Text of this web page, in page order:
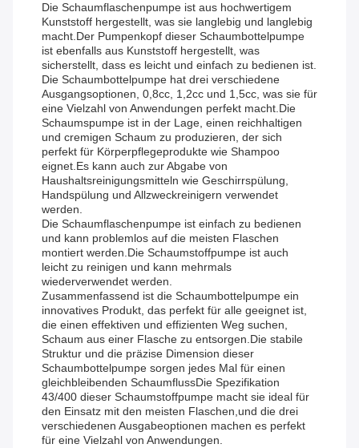
Die Schaumflaschenpumpe ist aus hochwertigem
Kunststoff hergestellt, was sie langlebig und langlebig
macht.Der Pumpenkopf dieser Schaumbottelpumpe
ist ebenfalls aus Kunststoff hergestellt, was
sicherstellt, dass es leicht und einfach zu bedienen ist.
Die Schaumbottelpumpe hat drei verschiedene
Ausgangsoptionen, 0,8cc, 1,2cc und 1,5cc, was sie für
eine Vielzahl von Anwendungen perfekt macht.Die
Schaumspumpe ist in der Lage, einen reichhaltigen
und cremigen Schaum zu produzieren, der sich
perfekt für Körperpflegeprodukte wie Shampoo
eignet.Es kann auch zur Abgabe von
Haushaltsreinigungsmitteln wie Geschirrspülung,
Handspülung und Allzweckreinigern verwendet
werden.
Die Schaumflaschenpumpe ist einfach zu bedienen
und kann problemlos auf die meisten Flaschen
montiert werden.Die Schaumstoffpumpe ist auch
leicht zu reinigen und kann mehrmals
wiederverwendet werden.
Zusammenfassend ist die Schaumbottelpumpe ein
innovatives Produkt, das perfekt für alle geeignet ist,
die einen effektiven und effizienten Weg suchen,
Schaum aus einer Flasche zu entsorgen.Die stabile
Struktur und die präzise Dimension dieser
Schaumbottelpumpe sorgen jedes Mal für einen
gleichbleibenden SchaumflussDie Spezifikation
43/400 dieser Schaumstoffpumpe macht sie ideal für
den Einsatz mit den meisten Flaschen,und die drei
verschiedenen Ausgabeoptionen machen es perfekt
für eine Vielzahl von Anwendungen.